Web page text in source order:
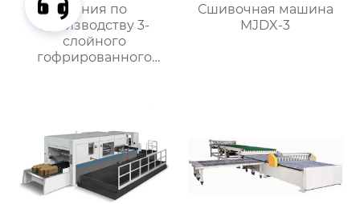
Линия по
производству 3-
слойного
гофрированного
Сшивочная машина
MJDX-3